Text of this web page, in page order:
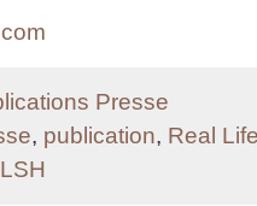
Presse
, publication, Real